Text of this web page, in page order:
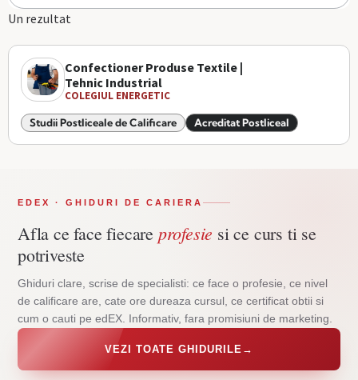
Un rezultat
Confectioner Produse Textile |
Tehnic Industrial
COLEGIUL ENERGETIC
Studii Postliceale de Calificare Acreditat Postliceal
EDEX · GHIDURI DE CARIERA
Afla ce face fiecare profesie si ce curs ti se
potriveste
Ghiduri clare, scrise de specialisti: ce face o profesie, ce nivel
de calificare are, cate ore dureaza cursul, ce certificat obtii si
cum o cauti pe edEX. Informativ, fara promisiuni de marketing.
VEZI TOATE GHIDURILE →